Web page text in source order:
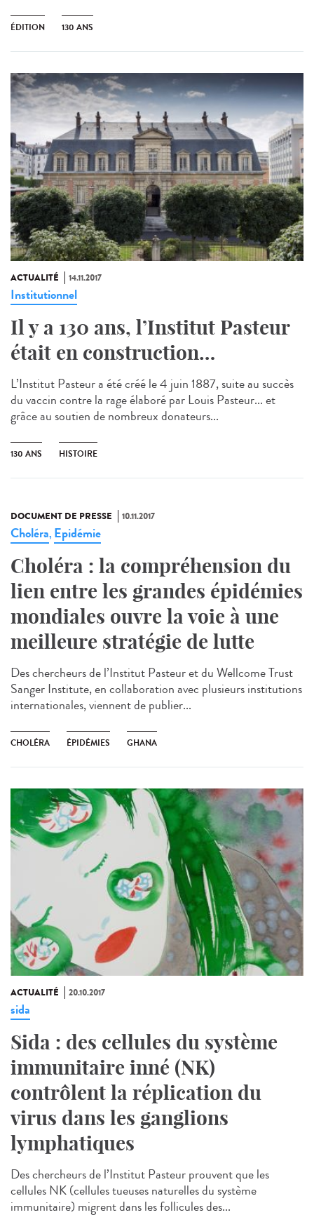
ÉDITION 130 ANS
ACTUALITÉ 14.11.2017
Institutionnel
Il y a 130 ans, l’Institut Pasteur
était en construction…
L’Institut Pasteur a été créé le 4 juin 1887, suite au succès
du vaccin contre la rage élaboré par Louis Pasteur... et
grâce au soutien de nombreux donateurs...
130 ANS HISTOIRE
DOCUMENT DE PRESSE 10.11.2017
Choléra, Epidémie
Choléra : la compréhension du
lien entre les grandes épidémies
mondiales ouvre la voie à une
meilleure stratégie de lutte
Des chercheurs de l’Institut Pasteur et du Wellcome Trust
Sanger Institute, en collaboration avec plusieurs institutions
internationales, viennent de publier...
CHOLÉRA ÉPIDÉMIES GHANA
ACTUALITÉ 20.10.2017
sida
Sida : des cellules du système
immunitaire inné (NK)
contrôlent la réplication du
virus dans les ganglions
lymphatiques
Des chercheurs de l’Institut Pasteur prouvent que les
cellules NK (cellules tueuses naturelles du système
immunitaire) migrent dans les follicules des...